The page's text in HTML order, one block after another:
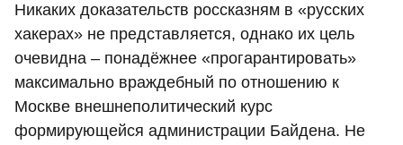
Никаких доказательств россказням в «русских
хакерах» не представляется, однако их цель
очевидна – понадёжнее «прогарантировать»
максимально враждебный по отношению к
Москве внешнеполитический курс
формирующейся администрации Байдена. Не